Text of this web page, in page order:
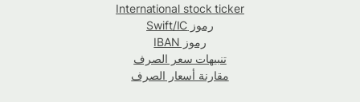
International stock ticker
رموز Swift/IC
رموز IBAN
تنبيهات سعر الصرف
مقارنة أسعار الصرف